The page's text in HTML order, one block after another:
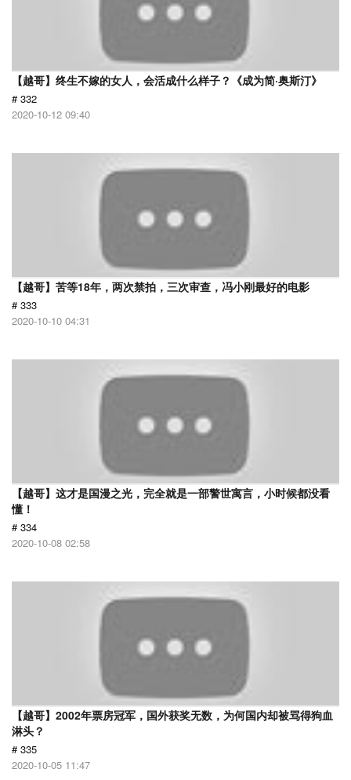
【越哥】终生不嫁的女人，会活成什么样子？《成为简·奥斯汀》
# 332
2020-10-12 09:40
【越哥】苦等18年，两次禁拍，三次审查，冯小刚最好的电影
# 333
2020-10-10 04:31
【越哥】这才是国漫之光，完全就是一部警世寓言，小时候都没看
懂！
# 334
2020-10-08 02:58
【越哥】2002年票房冠军，国外获奖无数，为何国内却被骂得狗血
淋头？
# 335
2020-10-05 11:47